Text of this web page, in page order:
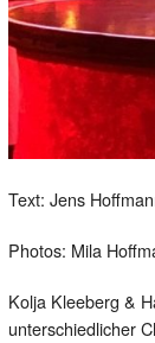
Text: Jens
Photos: Mila
Kolja Kleeberg &
unterschiedlicher